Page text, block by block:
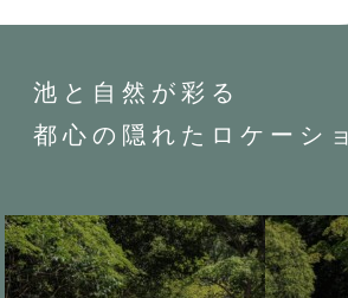
池と自然が彩る
都心の隠れたロケーシ